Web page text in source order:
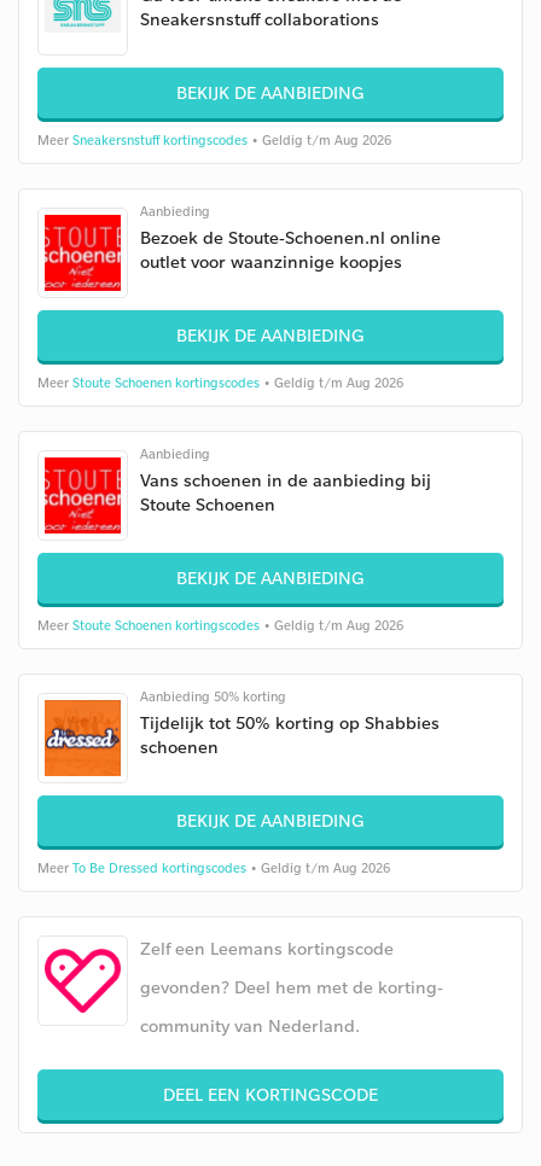
Sneakersnstuff collaborations
BEKIJK DE AANBIEDING
Meer Sneakersnstuff kortingscodes • Geldig t/m Aug 2026
Aanbieding
Bezoek de Stoute-Schoenen.nl online
outlet voor waanzinnige koopjes
BEKIJK DE AANBIEDING
Meer Stoute Schoenen kortingscodes • Geldig t/m Aug 2026
Aanbieding
Vans schoenen in de aanbieding bij
Stoute Schoenen
BEKIJK DE AANBIEDING
Meer Stoute Schoenen kortingscodes • Geldig t/m Aug 2026
Aanbieding 50% korting
Tijdelijk tot 50% korting op Shabbies
schoenen
BEKIJK DE AANBIEDING
Meer To Be Dressed kortingscodes • Geldig t/m Aug 2026
Zelf een Leemans kortingscode
gevonden? Deel hem met de korting-
community van Nederland.
DEEL EEN KORTINGSCODE